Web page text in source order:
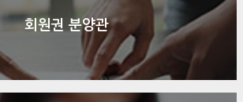
회원권 분양관